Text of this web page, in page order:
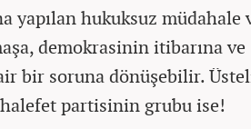
yapılan hukuksuz müdahale
demokrasinin itibarına ve
bir soruna dönüşebilir.
partisinin grubu ise!